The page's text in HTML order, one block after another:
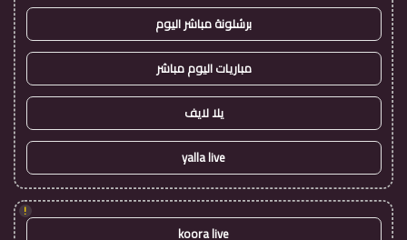
برشلونة مباشر اليوم
مباريات اليوم مباشر
يلا لايف
yalla live
!
koora live